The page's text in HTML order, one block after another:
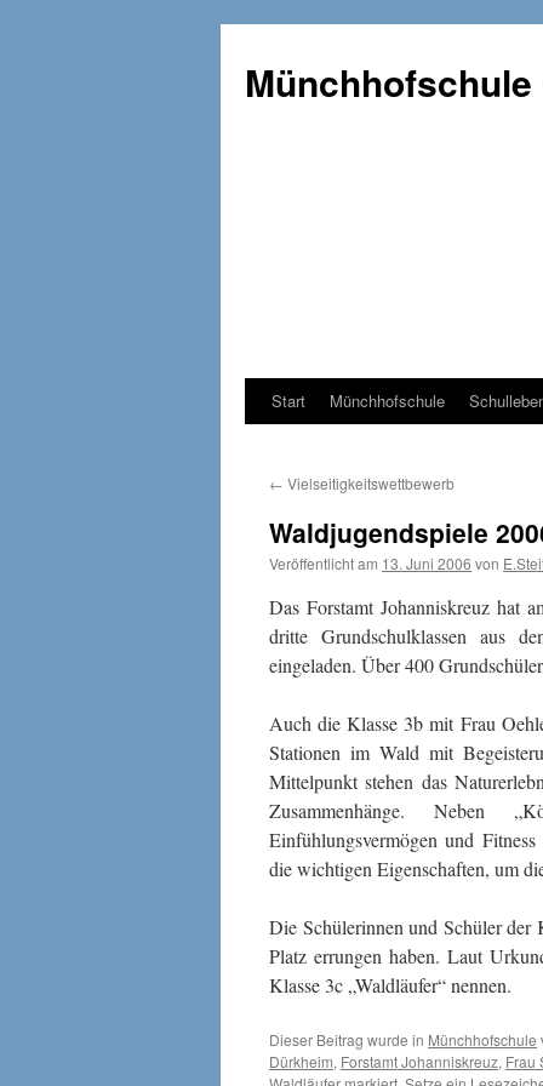
Weiter
Content
Start Münchhofschule
← Vielseitigkeitswettbewerb
Waldjugendspiele
Veröffentlicht am 13. Juni 2006 von
Das Forstamt Johanniskreuz hat
dritte Grundschulklassen aus
eingeladen. Über 400
Auch die Klasse 3b mit Frau
Stationen im Wald mit
Mittelpunkt stehen das
Zusammenhänge. Neben
Einfühlungsvermögen und
die wichtigen Eigenschaften, um
Die Schülerinnen und Schüler der
Platz errungen haben. Laut
Klasse 3c „Waldläufer“ nennen.
Dieser Beitrag wurde in Münchhofschule
Dürkheim, Forstamt Johanniskreuz, Frau